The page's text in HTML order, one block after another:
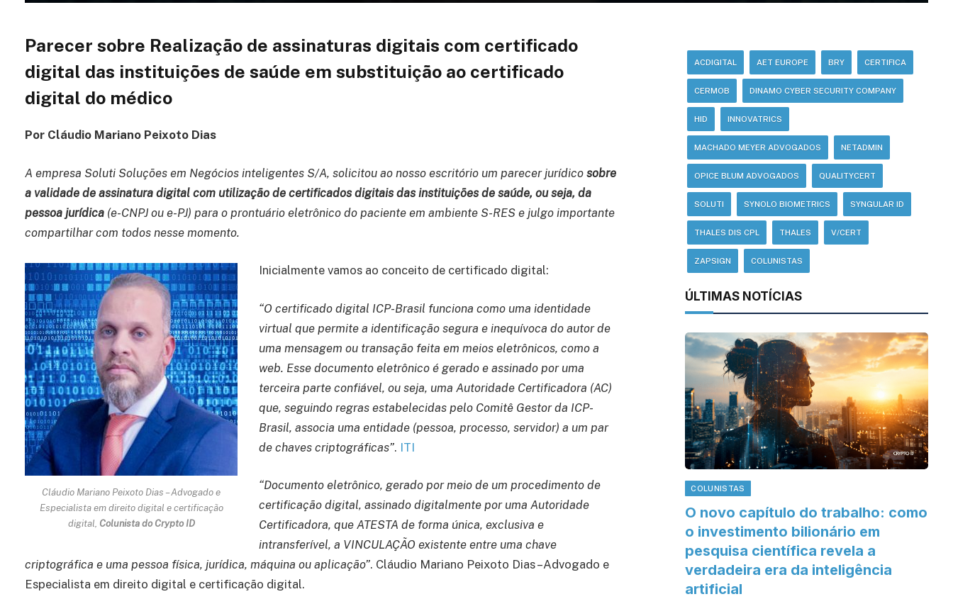
Parecer sobre Realização de assinaturas digitais com certificado
digital das instituições de saúde em substituição ao certificado
digital do médico
Por Cláudio Mariano Peixoto Dias
A empresa Soluti Soluções em Negócios inteligentes S/A, solicitou ao nosso escritório um parecer jurídico sobre
a validade de assinatura digital com utilização de certificados digitais das instituições de saúde, ou seja, da
pessoa jurídica (e-CNPJ ou e-PJ) para o prontuário eletrônico do paciente em ambiente S-RES e julgo importante
compartilhar com todos nesse momento.
Cláudio Mariano Peixoto Dias – Advogado e
Especialista em direito digital e certificação
digital, Colunista do Crypto ID
Inicialmente vamos ao conceito de certificado digital:
“O certificado digital ICP-Brasil funciona como uma identidade
virtual que permite a identificação segura e inequívoca do autor de
uma mensagem ou transação feita em meios eletrônicos, como a
web. Esse documento eletrônico é gerado e assinado por uma
terceira parte confiável, ou seja, uma Autoridade Certificadora (AC)
que, seguindo regras estabelecidas pelo Comitê Gestor da ICP-
Brasil, associa uma entidade (pessoa, processo, servidor) a um par
de chaves criptográficas”. ITI
“Documento eletrônico, gerado por meio de um procedimento de
certificação digital, assinado digitalmente por uma Autoridade
Certificadora, que ATESTA de forma única, exclusiva e
intransferível, a VINCULAÇÃO existente entre uma chave
criptográfica e uma pessoa física, jurídica, máquina ou aplicação”. Cláudio Mariano Peixoto Dias –Advogado e
Especialista em direito digital e certificação digital.
ACDIGITAL AET EUROPE BRY CERTIFICA
CERMOB DINAMO CYBER SECURITY COMPANY
HID INNOVATRICS
MACHADO MEYER ADVOGADOS NETADMIN
OPICE BLUM ADVOGADOS QUALITYCERT
SOLUTI SYNOLO BIOMETRICS SYNGULAR ID
THALES DIS CPL THALES V/CERT
ZAPSIGN COLUNISTAS
ÚLTIMAS NOTÍCIAS
COLUNISTAS
O novo capítulo do trabalho: como
o investimento bilionário em
pesquisa científica revela a
verdadeira era da inteligência
artificial